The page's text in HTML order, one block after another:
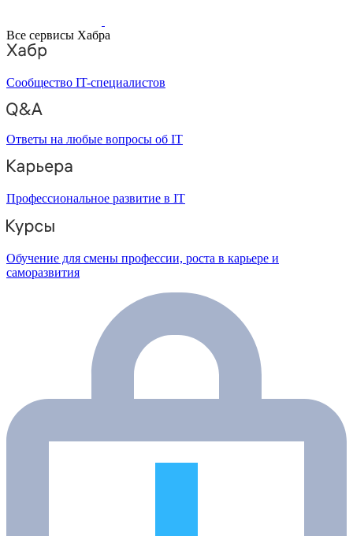
Все сервисы Хабра
Сообщество IT-специалистов
Ответы на любые вопросы об IT
Профессиональное развитие в IT
Обучение для смены профессии, роста в карьере и
саморазвития